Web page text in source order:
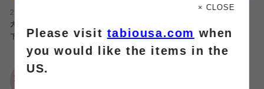
2026.07.27
大人気！素肌風に履けて脱げない靴
下📣🎉🤍
になる方必見‼️
× CLOSE
Please visittabiousa.com when
you would like the items in the
US.